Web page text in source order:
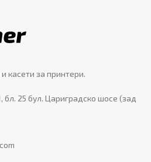
касети за принтери.
бл. 25 бул. Цариградско шосе (зад